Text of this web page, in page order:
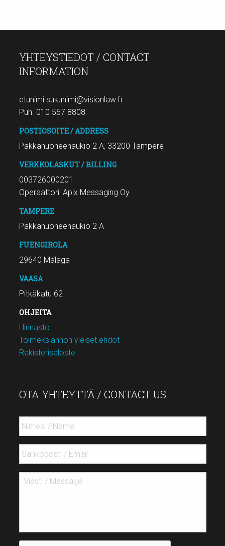
YHTEYSTIEDOT / CONTACT
INFORMATION
etunimi.sukunimi@visionlaw.fi
Puh. 010 567 8808
POSTIOSOITE / ADDRESS
Pakkahuoneenaukio 2 A, 33200 Tampere
VERKKOLASKUT / BILLING
003726000201
Operaattori: Apix Messaging Oy
TAMPERE
Pakkahuoneenaukio 2 A
FUENGIROLA
29640 Málaga
VAASA
Pitkäkatu 62
OHJEITA
Hinnasto
Toimeksiannon yleiset ehdot
Rekisteriseloste
OTA YHTEYTTÄ / CONTACT US